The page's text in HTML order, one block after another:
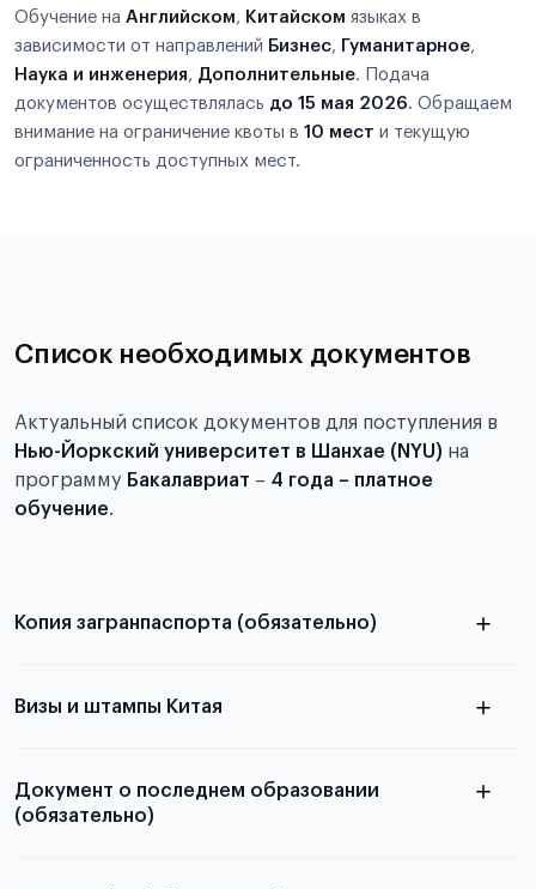
Обучение на Английском, Китайском языках в
зависимости от направлений Бизнес, Гуманитарное,
Наука и инженерия, Дополнительные. Подача
документов осуществлялась до 15 мая 2026. Обращаем
внимание на ограничение квоты в 10 мест и текущую
ограниченность доступных мест.
Список необходимых документов
Актуальный список документов для поступления в
Нью-Йоркский университет в Шанхае (NYU) на
программу Бакалавриат – 4 года – платное
обучение.
Копия загранпаспорта (обязательно)
паспорта
Визы и штампы Китая
Документ о последнем образовании
(обязательно)